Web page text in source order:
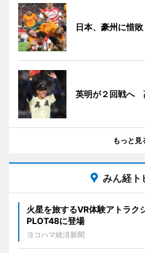
日本、豪州に惜
英明が２回戦へ
もっと見
みん経ト
火星を旅するVR体験アトラ
PLOT48に登場
ヨコハマ経済新聞